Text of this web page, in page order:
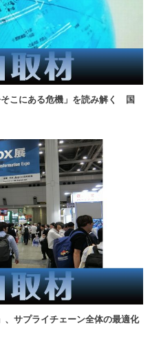
そこにある危機」を読み解く 国
、サプライチェーン全体の最適化